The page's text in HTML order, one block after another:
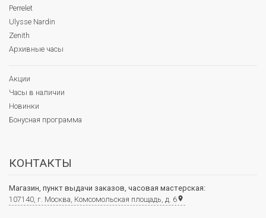
Perrelet
Ulysse Nardin
Zenith
Архивные часы
Акции
Часы в наличии
Новинки
Бонусная программа
КОНТАКТЫ
Магазин, пункт выдачи заказов, часовая мастерская:
107140, г. Москва, Комсомольская площадь, д. 6place